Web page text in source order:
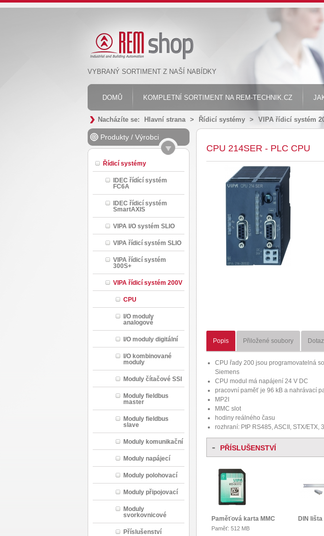
VYBRANÝ SORTIMENT Z NAŠÍ NABÍDKY
DOMŮ KOMPLETNÍ SORTIMENT NA REM-TECHNIK.CZ
Nacházíte se: Hlavní strana > Řídicí systémy > VIPA řídicí systém
Produkty / Výrobci
Řídicí systémy
IDEC řídící systém
FC6A
IDEC řídicí systém
SmartAXIS
VIPA I/O systém SLIO
VIPA řídicí systém SLIO
VIPA řídicí systém
300S+
VIPA řídicí systém 200V
CPU
I/O moduly
analogové
I/O moduly digitální
I/O kombinované
moduly
Moduly čítačové SSI
Moduly fieldbus
master
Moduly fieldbus
slave
Moduly komunikační
Moduly napájecí
Moduly polohovací
Moduly připojovací
Moduly
svorkovnicové
Příslušenství
CPU 214SER - PLC CPU
Popis Přiložené soubory Dotaz
CPU řady 200 jsou programovatelná
Siemens
CPU modul má napájení 24 V DC
pracovní paměť je 96 kB a nahrávací
MP2I
MMC slot
hodiny reálného času
rozhraní: PtP RS485, ASCII, STX/
- PŘÍSLUŠENSTVÍ
Paměťová karta MMC
Paměť: 512 MB
DIN